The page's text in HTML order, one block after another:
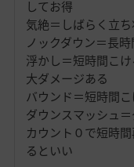
してお得
気絶＝しばらく立
ノックダウン＝長
浮かし＝短時間こ
大ダメージある
バウンド＝短時間
ダウンスマッシュ
カウント０で短時
るといい